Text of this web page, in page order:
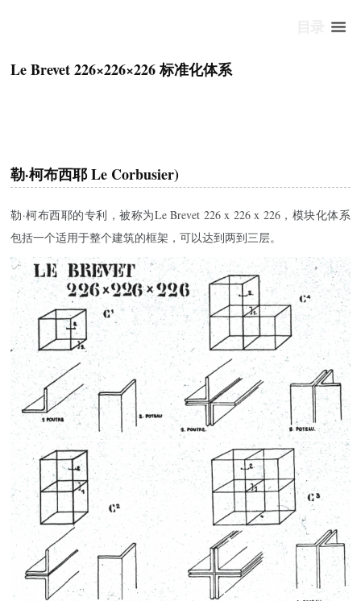
Le Brevet 226×226×226 标准化体系
勒·柯布西耶 Le Corbusier)
勒·柯布西耶的专利，被称为Le Brevet 226 x 226 x 226，模块化体系
包括一个适用于整个建筑的框架，可以达到两到三层。